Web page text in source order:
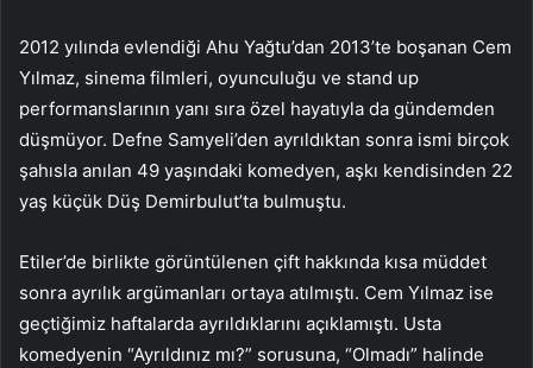
2012 yılında evlendiği Ahu Yağtu’dan 2013’te boşanan Cem
Yılmaz, sinema filmleri, oyunculuğu ve stand up
performanslarının yanı sıra özel hayatıyla da gündemden
düşmüyor. Defne Samyeli’den ayrıldıktan sonra ismi birçok
şahısla anılan 49 yaşındaki komedyen, aşkı kendisinden 22
yaş küçük Düş Demirbulut’ta bulmuştu.
Etiler’de birlikte görüntülenen çift hakkında kısa müddet
sonra ayrılık argümanları ortaya atılmıştı. Cem Yılmaz ise
geçtiğimiz haftalarda ayrıldıklarını açıklamıştı. Usta
komedyenin “Ayrıldınız mı?” sorusuna, “Olmadı” halinde